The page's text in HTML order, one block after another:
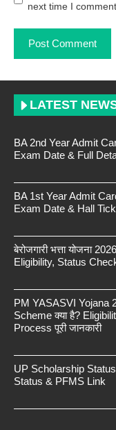
next time I comment.
LATEST
BA 2nd Year Admit
Exam Date & Full
BA 1st Year Admit
Exam Date & Hall
बेरोजगारी भत्ता योजना
Eligibility, Status
PM YASASVI Yojana
Scheme क्या है?
Process पूरी जानकारी
UP Scholarship
Status & PFMS Link